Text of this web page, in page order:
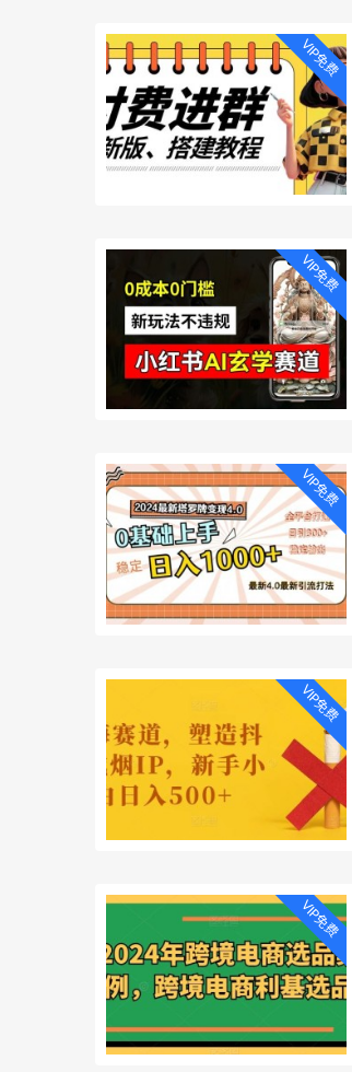
VIP免费
VIP免费
VIP免费
VIP免费
VIP免费